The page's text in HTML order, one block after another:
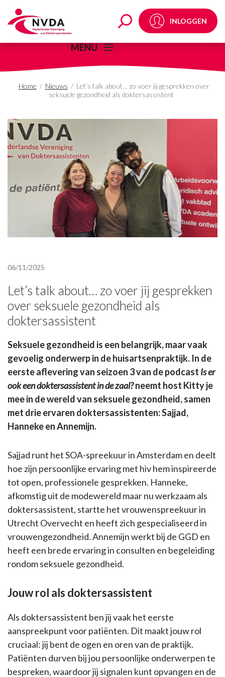
Seksuele gezondheid
INLOGGEN
MENU
Home / Nieuws / Let’s talk about… zo voer jij gesprekken over
seksuele gezondheid als doktersassistent
06/11/2025
Let’s talk about… zo voer jij gesprekken
over seksuele gezondheid als
doktersassistent
Seksuele gezondheid is een belangrijk, maar vaak
gevoelig onderwerp in de huisartsenpraktijk. In de
eerste aflevering van seizoen 3 van de podcast Is er
ook een doktersassistent in de zaal?neemt host Kitty je
mee in de wereld van seksuele gezondheid, samen
met drie ervaren doktersassistenten: Sajjad,
Hanneke en Annemijn.
Sajjad runt het SOA-spreekuur in Amsterdam en deelt
hoe zijn persoonlijke ervaring met hiv hem inspireerde
tot open, professionele gesprekken. Hanneke,
afkomstig uit de modewereld maar nu werkzaam als
doktersassistent, startte het vrouwenspreekuur in
Utrecht Overvecht en heeft zich gespecialiseerd in
vrouwengezondheid. Annemijn werkt bij de GGD en
heeft een brede ervaring in consulten en begeleiding
rondom seksuele gezondheid.
Jouw rol als doktersassistent
Als doktersassistent ben jij vaak het eerste
aanspreekpunt voor patiënten. Dit maakt jouw rol
cruciaal: jij bent de ogen en oren van de praktijk.
Patiënten durven bij jou persoonlijke onderwerpen te
bespreken, waardoor jij signalen kunt opvangen en de